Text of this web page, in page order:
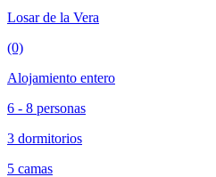
Losar de la Vera
(0)
Alojamiento entero
6 - 8 personas
3 dormitorios
5 camas